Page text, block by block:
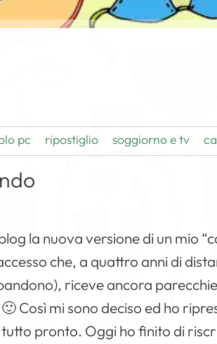
pc ripostiglio soggiorno e tv
la nuova versione di un mio
che, a quattro anni di
riceve ancora
Così mi sono deciso ed ho
pronto. Oggi ho finito di